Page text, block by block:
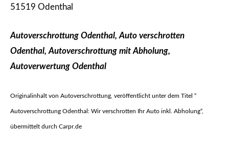
51519 Odenthal
Autoverschrottung Odenthal, Auto verschrotten
Odenthal, Autoverschrottung mit Abholung,
Autoverwertung Odenthal
Originalinhalt von Autoverschrottung, veröffentlicht unter dem Titel “
Autoverschrottung Odenthal: Wir verschrotten Ihr Auto inkl. Abholung“,
übermittelt durch Carpr.de